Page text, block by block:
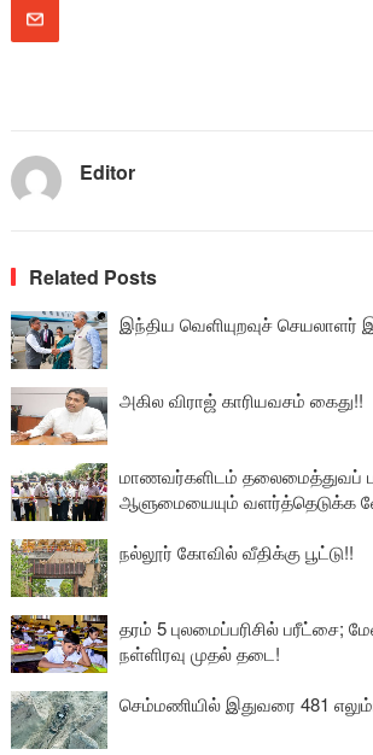
Editor
Related Posts
இந்திய வெளியுறவுச்
அகில விராஜ் காரியவசம் கைது!!
மாணவர்களிடம் தலைமைத்துவப்
ஆளுமையையும் வளர்த்தெடுக்க
நல்லூர் கோவில் வீதிக்கு பூட்டு!!
தரம் 5 புலமைப்பரிசில் பரீட்சை;
நள்ளிரவு முதல் தடை!
செம்மணியில் இதுவரை 481